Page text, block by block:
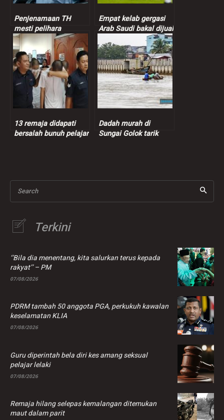
Penjenamaan TH
mesti pelihara
sensitiviti, suara hati
pendeposit – Dr.Zulkifli
Empat kelab gergasi
Arab Saudi bakal dijual
termasuk kelab
Ronaldo
13 remaja didapati
bersalah bunuh pelajar
Dadah murah di
Sungai Golok tarik
Search
Terkini
‘’Bila dia menentang, kita salurkan terus kepada
rakyat’’ – PM
07/08/2026
PDRM tambah 50 anggota PGA, perkukuh kawalan
keselamatan KLIA
07/08/2026
Guru diperintah bela diri kes amang seksual
pelajar lelaki
07/08/2026
Remaja hilang selepas kemalangan ditemukan
maut dalam parit